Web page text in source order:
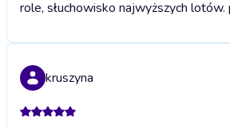
role, słuchowisko najwyższych lotów.
kruszyna